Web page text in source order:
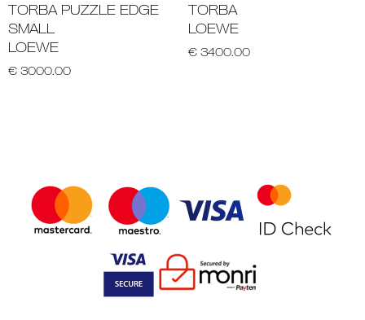
TORBA PUZZLE EDGE
SMALL
LOEWE
€ 3000.00
TORBA
LOEWE
€ 3400.00